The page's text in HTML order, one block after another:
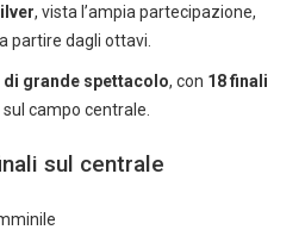
, vista l’ampia partecipazione,
partire dagli ottavi.
di grande spettacolo, con 18 finali
campo centrale.
sul centrale